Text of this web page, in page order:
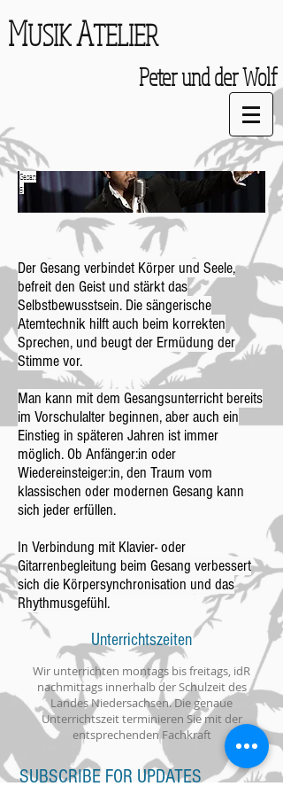
MUSIKATELIER
Peter und der Wolf
Gesan
g:
Der Gesang verbindet Körper und Seele,
befreit den Geist und stärkt das
Selbstbewusstsein. Die sängerische
Atemtechnik hilft auch beim korrekten
Sprechen, und beugt der Ermüdung der
Stimme vor.
Man kann mit dem Gesangsunterricht bereits
im Vorschulalter beginnen, aber auch ein
Einstieg in späteren Jahren ist immer
möglich. Ob Anfänger:in oder
Wiedereinsteiger:in, den Traum vom
klassischen oder modernen Gesang kann
sich jeder erfüllen.
In Verbindung mit Klavier- oder
Gitarrenbegleitung beim Gesang verbessert
sich die Körpersynchronisation und das
Rhythmusgefühl.
Unterrichtszeiten
Wir unterrichten montags bis freitags, idR
nachmittags innerhalb der Schulzeit des
Landes Niedersachsen. Die genaue
Unterrichtszeit terminieren Sie mit der
entsprechenden Fachkraft
SUBSCRIBE FOR UPDATES